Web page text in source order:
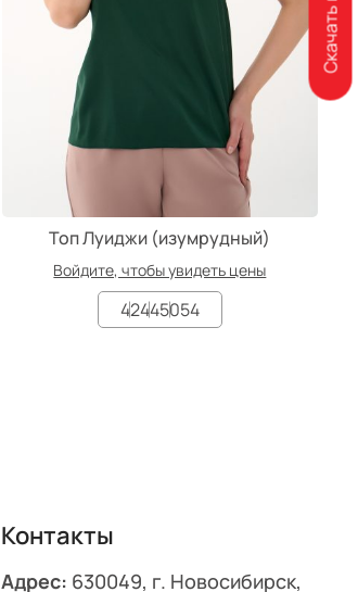
Топ Луиджи (изумрудный)
Войдите, чтобы увидеть цены
42445054
Контакты
Адрес: 630049, г. Новосибирск,